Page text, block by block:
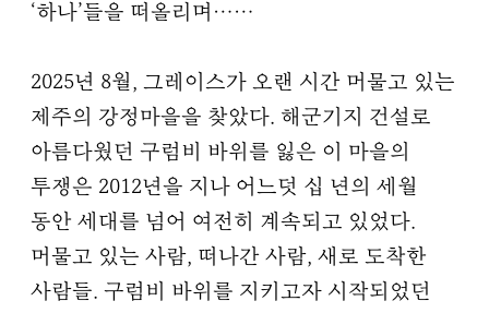
‘하나’들을 떠올리며……
2025년 8월, 그레이스가 오랜 시간 머물고 있는
제주의 강정마을을 찾았다. 해군기지 건설로
아름다웠던 구럼비 바위를 잃은 이 마을의
투쟁은 2012년을 지나 어느덧 십 년의 세월
동안 세대를 넘어 여전히 계속되고 있었다.
머물고 있는 사람, 떠나간 사람, 새로 도착한
사람들. 구럼비 바위를 지키고자 시작되었던